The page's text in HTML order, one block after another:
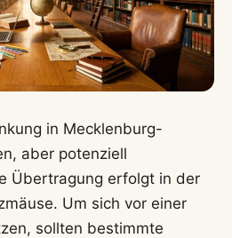
in Mecklenburg-
aber potenziell
Übertragung erfolgt in der
Um sich vor einer
sollten bestimmte